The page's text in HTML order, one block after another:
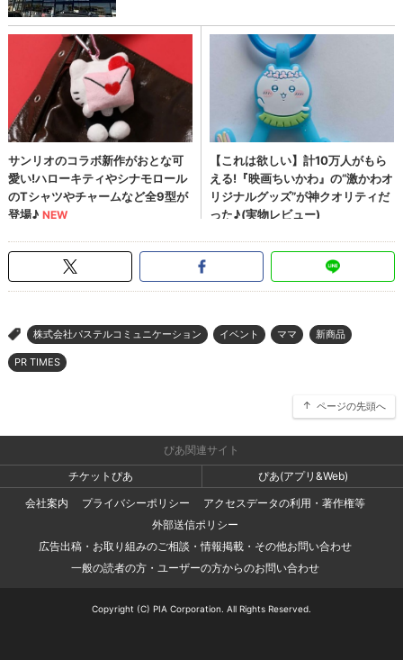
> 株式会社パステルコミュニケーション イベント ママ 新商品
PR TIMES
ページの先頭へ
ぴあ関連サイト
チケットぴあ
ぴあ(アプリ&Web)
会社案内
プライバシーポリシー
アクセスデータの利用・著作権等
外部送信ポリシー
広告出稿・お取り組みのご相談・情報掲載・その他お問い合わせ
一般の読者の方・ユーザーの方からのお問い合わせ
Copyright (C) PIA Corporation. All Rights Reserved.